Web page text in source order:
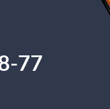
77